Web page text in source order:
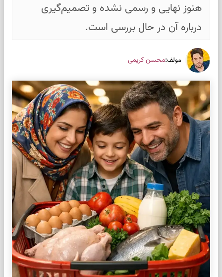
هنوز نهایی و رسمی نشده و تصمیم‌گیری
درباره آن در حال بررسی است.
مولف:محسن کریمی